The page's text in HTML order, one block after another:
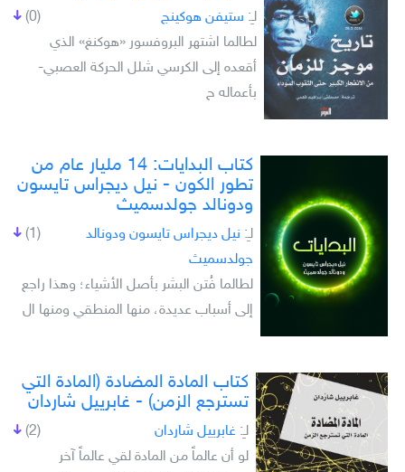
(0) لـِ: ستيفن هوكينج
لطالما اشتهر البروفسور «هوكنغ» الذي
أقعده إلى الكرسي شلل الحركة العصبي-
بأعماله ح
كتاب البدايات: 14 مليار عام من
تطور الكون - نيل ديجراس تايسون
ودونالد جولدسميث
(1) لـِ: نيل ديجراس تايسون ودونالد
جولدسميث
لطالما فُتن البشر بأصل الأشياء؛ وهذا راجع
إلى أسباب عديدة، منها المنطقي ومنها ال
كتاب المادة المضادة (المادة التي
تسترجع الزمن) - غابرييل شاردان
(2) لـِ: غابرييل شاردان
لو أن عالماً من المادة لقي عالماً آخر